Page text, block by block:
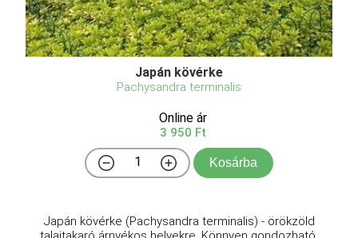
Japán kövérke
Pachysandra terminalis
Online ár
3 950 Ft
Kosárba
Japán kövérke (Pachysandra terminalis) - örökzöld